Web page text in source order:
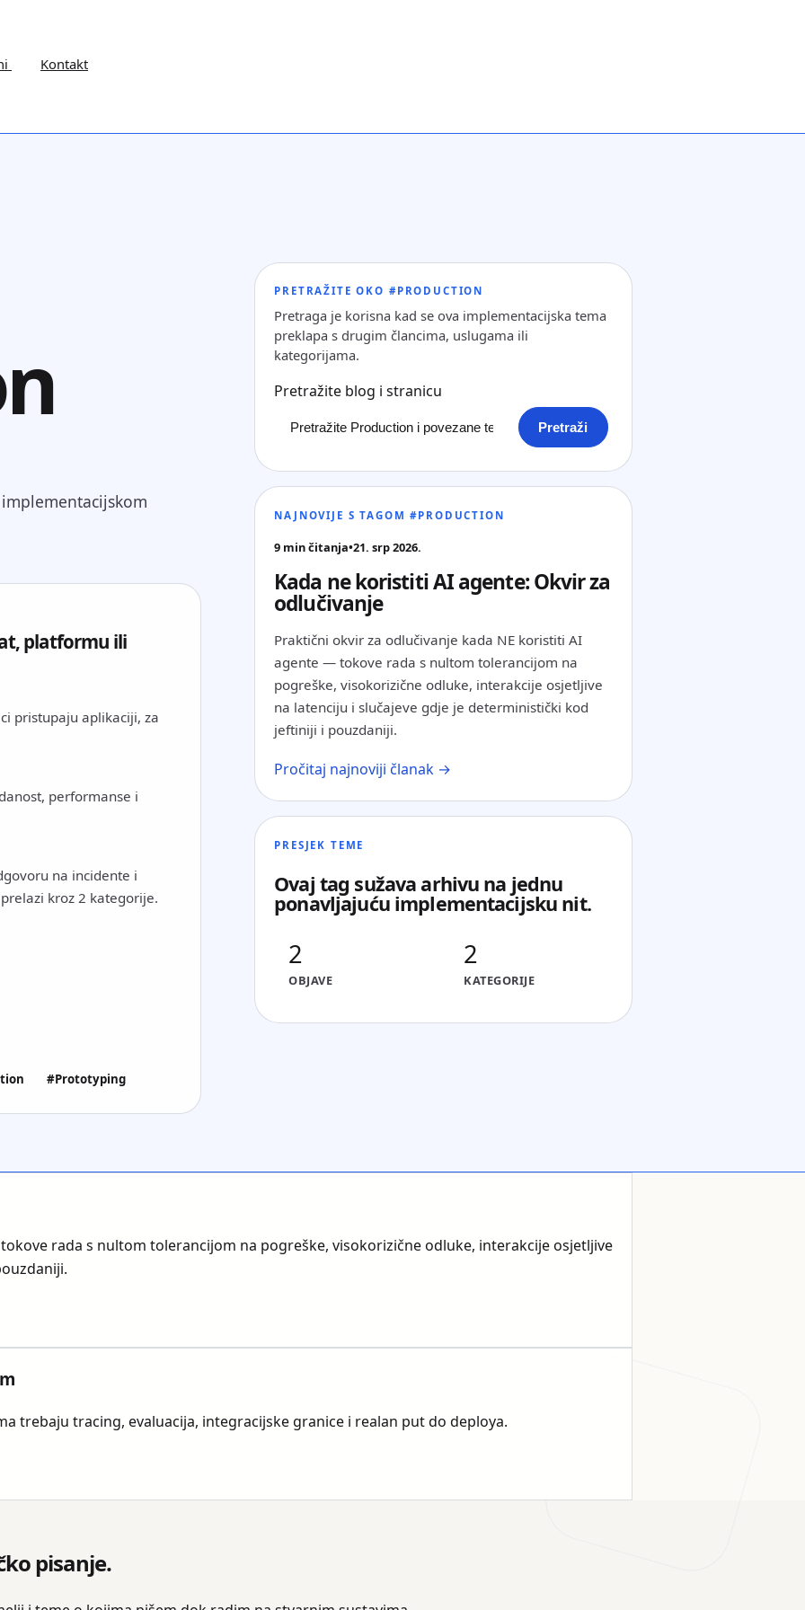
Kontakt
platformu ili
pristupaju aplikaciji, za
performanse i
na incidente i
kroz 2 kategorije.
#Prototyping
PRETRAŽITE OKO #PRODUCTION
Pretraga je korisna kad se ova implementacijska tema
preklapa s drugim člancima, uslugama ili
kategorijama.
Pretražite blog i stranicu
Pretraži
NAJNOVIJE S TAGOM #PRODUCTION
9 min čitanja•21. srp 2026.
Kada ne koristiti AI agente: Okvir za
odlučivanje
Praktični okvir za odlučivanje kada NE koristiti AI
agente — tokove rada s nultom tolerancijom na
pogreške, visokorizične odluke, interakcije osjetljive
na latenciju i slučajeve gdje je deterministički kod
jeftiniji i pouzdaniji.
Pročitaj najnoviji članak →
PRESJEK TEME
Ovaj tag sužava arhivu na jednu
ponavljajuću implementacijsku nit.
2
OBJAVE
2
KATEGORIJE
rada s nultom tolerancijom na pogreške, visokorizične odluke, interakcije osjetljive
trebaju tracing, evaluacija, integracijske granice i realan put do deploya.
pisanje.